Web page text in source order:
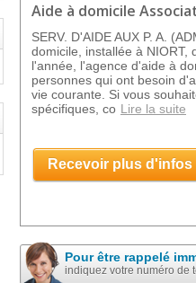
Aide à domicile
SERV. D'AIDE AUX P. A.
domicile, installée à NIORT,
l'année, l'agence d'aide à
personnes qui ont besoin
vie courante. Si vous
spécifiques, co Lire la suite
Recevoir plus d'infos
Pour être rappelé
indiquez votre numéro de